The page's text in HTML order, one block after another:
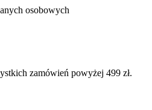
osobowych
zamówień powyżej 499 zł.